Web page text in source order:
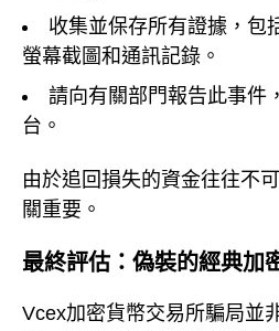
收集並保存所有證據，包
螢幕截圖和通訊記錄。
請向有關部門報告此事件
台。
由於追回損失的資金往往不
關重要。
最終評估：偽裝的經典加
Vcex加密貨幣交易所騙局並